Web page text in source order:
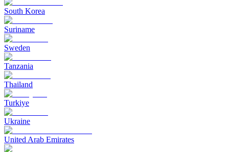
South Korea
Suriname
Sweden
Tanzania
Thailand
Turkiye
Ukraine
United Arab Emirates